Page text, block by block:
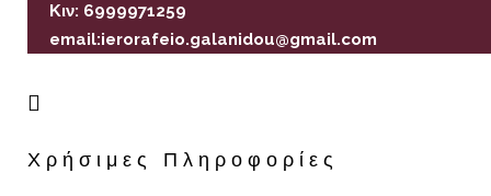
Κιν: 6999971259
email:ierorafeio.galanidou@gmail.com
Χρήσιμες Πληροφορίες